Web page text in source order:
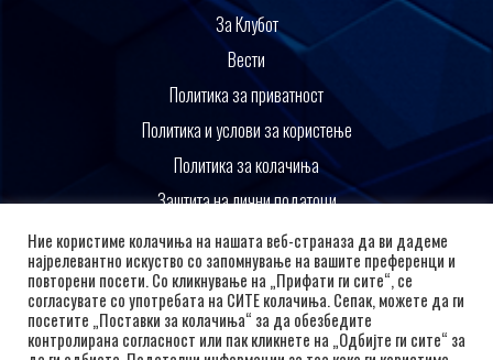
За Клубот
Вести
Политика за приватност
Политика и услови за користење
Политика за колачиња
Заштита на лични податоци
Поддржано од
Ние користиме колачиња на нашата веб-страназа да ви дадеме
најрелевантно искуство со запомнување на вашите преференци и
повторени посети. Со кликнување на „Прифати ги сите“, се
согласувате со употребата на СИТЕ колачиња. Сепак, можете да ги
посетите „Поставки за колачиња“ за да обезбедите
контролирана согласност или пак кликнете на „Одбијте ги сите“ за